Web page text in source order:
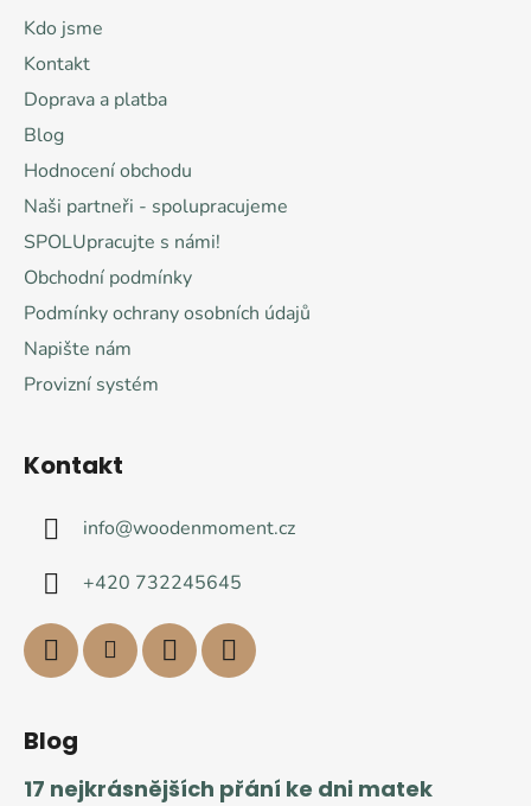
Kdo jsme
Kontakt
Doprava a platba
Blog
Hodnocení obchodu
Naši partneři - spolupracujeme
SPOLUpracujte s námi!
Obchodní podmínky
Podmínky ochrany osobních údajů
Napište nám
Provizní systém
Kontakt
info@woodenmoment.cz
+420 732245645
Blog
17 nejkrásnějších přání ke dni matek